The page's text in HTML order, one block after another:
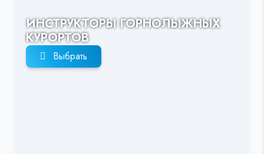
ИНСТРУКТОРЫ ГОРНОЛЫЖНЫХ
КУРОРТОВ
Выбрать